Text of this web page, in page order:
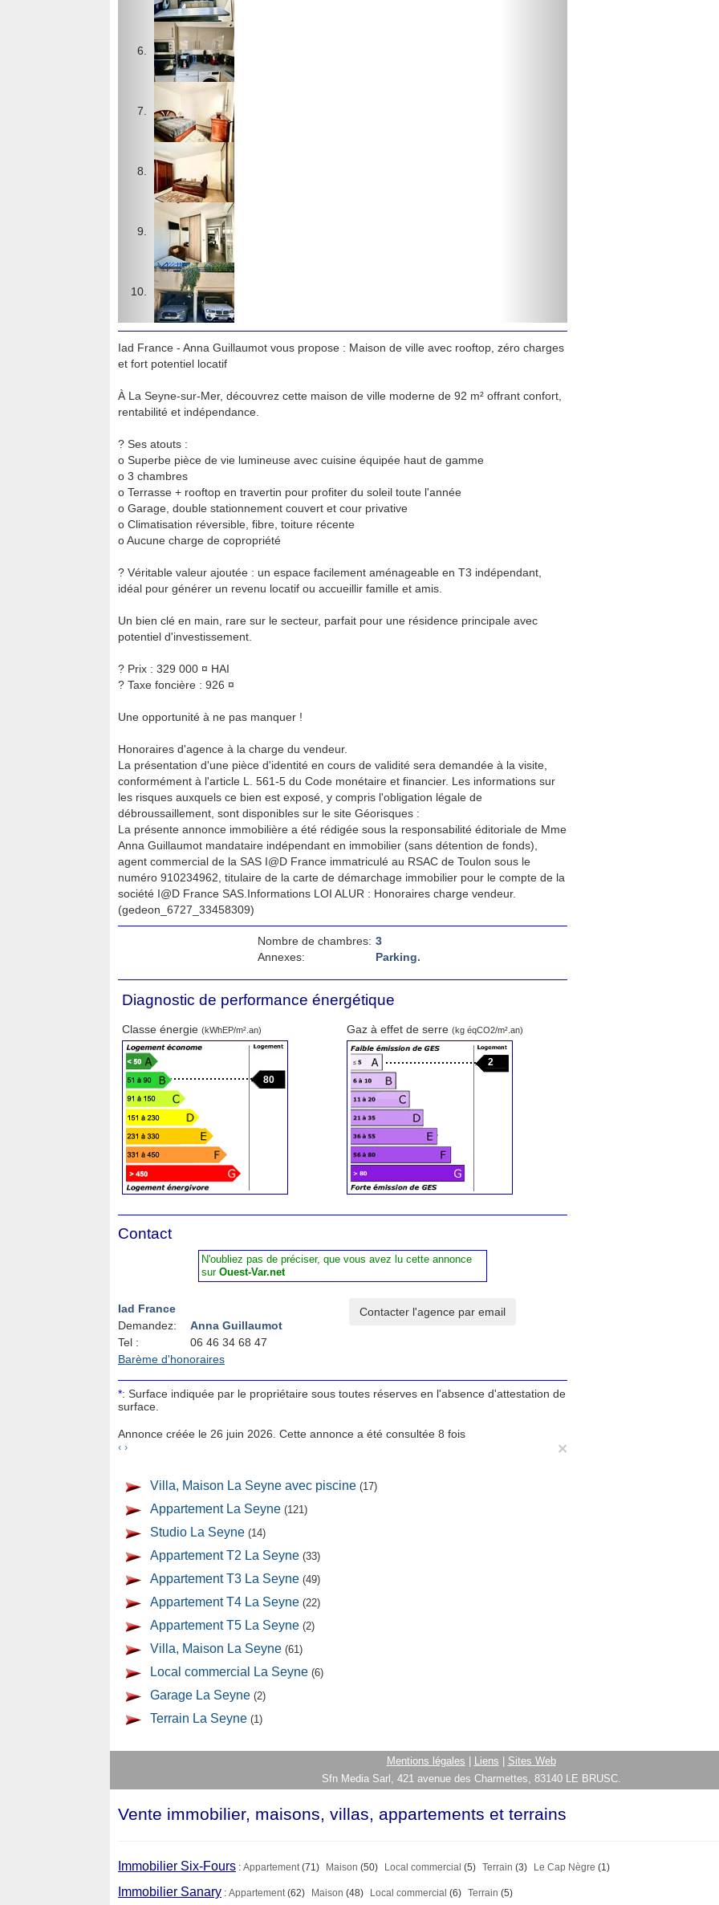
Iad France - Anna Guillaumot vous propose : Maison de ville avec rooftop, zéro charges
et fort potentiel locatif
À La Seyne-sur-Mer, découvrez cette maison de ville moderne de 92 m² offrant confort,
rentabilité et indépendance.
? Ses atouts :
o Superbe pièce de vie lumineuse avec cuisine équipée haut de gamme
o 3 chambres
o Terrasse + rooftop en travertin pour profiter du soleil toute l'année
o Garage, double stationnement couvert et cour privative
o Climatisation réversible, fibre, toiture récente
o Aucune charge de copropriété
? Véritable valeur ajoutée : un espace facilement aménageable en T3 indépendant,
idéal pour générer un revenu locatif ou accueillir famille et amis.
Un bien clé en main, rare sur le secteur, parfait pour une résidence principale avec
potentiel d'investissement.
? Prix : 329 000 ¤ HAI
? Taxe foncière : 926 ¤
Une opportunité à ne pas manquer !
Honoraires d'agence à la charge du vendeur.
La présentation d'une pièce d'identité en cours de validité sera demandée à la visite,
conformément à l'article L. 561-5 du Code monétaire et financier. Les informations sur
les risques auxquels ce bien est exposé, y compris l'obligation légale de
débroussaillement, sont disponibles sur le site Géorisques :
La présente annonce immobilière a été rédigée sous la responsabilité éditoriale de Mme
Anna Guillaumot mandataire indépendant en immobilier (sans détention de fonds),
agent commercial de la SAS I@D France immatriculé au RSAC de Toulon sous le
numéro 910234962, titulaire de la carte de démarchage immobilier pour le compte de la
société I@D France SAS.Informations LOI ALUR : Honoraires charge vendeur.
(gedeon_6727_33458309)
Nombre de chambres: 3
Annexes:
Parking.
Diagnostic de performance énergétique
Classe énergie (kWhEP/m².an)
80
Gaz à effet de serre (kg éqCO2/m².an)
2
Contact
N'oubliez pas de préciser, que vous avez lu cette annonce
sur Ouest-Var.net
Iad France
Demandez:
Anna Guillaumot
Tel :
06 46 34 68 47
Barème d'honoraires
*: Surface indiquée par le propriétaire sous toutes réserves en l'absence d'attestation de
surface.
Annonce créée le 26 juin 2026. Cette annonce a été consultée 8 fois
‹ › ×
Villa, Maison La Seyne avec piscine (17)
Appartement La Seyne (121)
Studio La Seyne (14)
Appartement T2 La Seyne (33)
Appartement T3 La Seyne (49)
Appartement T4 La Seyne (22)
Appartement T5 La Seyne (2)
Villa, Maison La Seyne (61)
Local commercial La Seyne (6)
Garage La Seyne (2)
Terrain La Seyne (1)
Mentions légales Liens
Sites Web
Sfn Media Sarl, 421 avenue des Charmettes, 83140 LE BRUSC.
Vente immobilier, maisons, villas, appartements et terrains
Immobilier Six-Fours : Appartement(71) Maison (50) Local commercial (5) Terrain (3) Le Cap Nègre (1)
Immobilier Sanary : Appartement(62) Maison (48) Local commercial (6) Terrain (5)